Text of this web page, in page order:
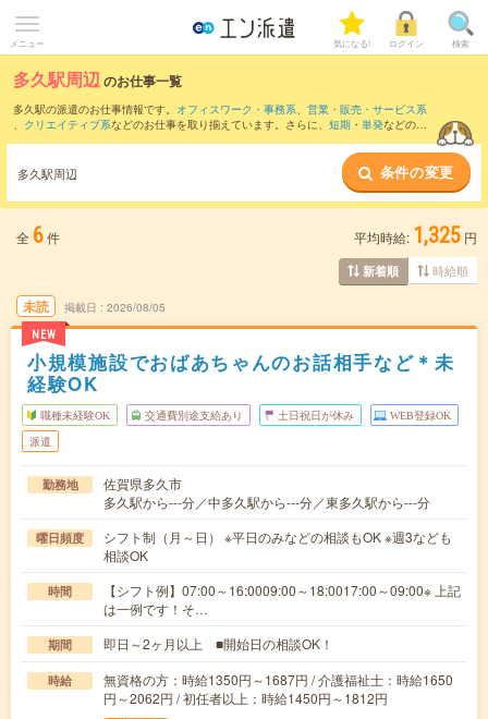
メニュー 気になる! ログイン 検索
多久駅周辺のお仕事一覧
多久駅の派遣のお仕事情報です。 オフィスワーク・事務系、 営業・販売・サービス系
、 クリエイティブ系などのお仕事を取り揃えています。さらに、 短期 ・ 単発などの期
また、大町(佐賀県)駅 小城駅
など近隣駅のお仕
事もご確認いただけます。
多久駅周辺 条件の変更
全 6件 平均時給: 1,325 円
新着順 時給順
未読
NEW
掲載日 2026/08/05
小規模施設でおばあちゃんのお話相手など＊未
経験OK
職種未経験OK 交通費別途支給あり 土日祝日が休み WEB登録OK
派遣
勤務地
佐賀県多久市
多久駅から---分／中多久駅から---分／東多久駅から---分
曜日頻度
シフト制（月～日） ※平日のみなどの相談もOK ※週3なども
相談OK
時間
【シフト例】07:00～16:0009:00～18:0017:00～09:00※ 上記
は一例です！そ…
期間 即日～2ヶ月以上 ■開始日の相談OK！
時給
無資格の方：時給1350円～1687円 / 介護福祉士：時給1650
円～2062円 / 初任者以上：時給1450円～1812円